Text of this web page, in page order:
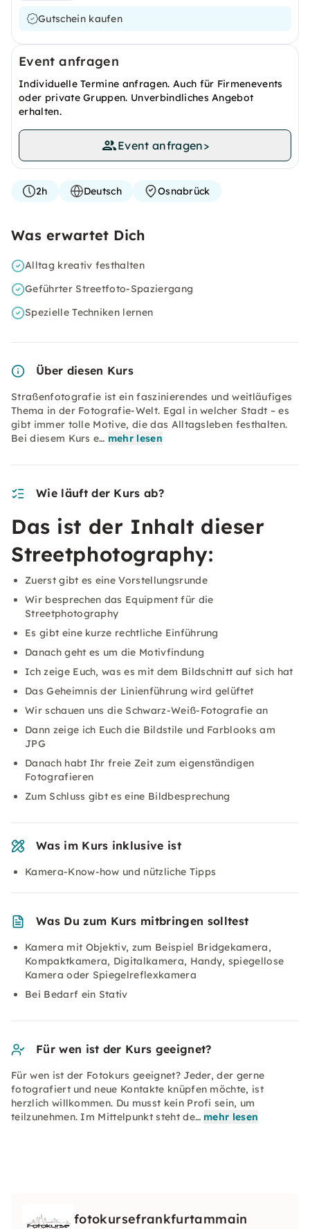
Gutschein kaufen
Event anfragen
Individuelle Termine anfragen. Auch für Firmenevents
oder private Gruppen. Unverbindliches Angebot
erhalten.
Event anfragen>
2h Deutsch Osnabrück
Was erwartet Dich
Alltag kreativ festhalten
Geführter Streetfoto-Spaziergang
Spezielle Techniken lernen
Über diesen Kurs
Straßenfotografie ist ein faszinierendes und weitläufiges
Thema in der Fotografie-Welt. Egal in welcher Stadt – es
gibt immer tolle Motive, die das Alltagsleben festhalten.
Bei diesem Kurs e… mehr lesen
Wie läuft der Kurs ab?
Das ist der Inhalt dieser
Streetphotography:
Zuerst gibt es eine Vorstellungsrunde
Wir besprechen das Equipment für die
Streetphotography
Es gibt eine kurze rechtliche Einführung
Danach geht es um die Motivfindung
Ich zeige Euch, was es mit dem Bildschnitt auf sich hat
Das Geheimnis der Linienführung wird gelüftet
Wir schauen uns die Schwarz-Weiß-Fotografie an
Dann zeige ich Euch die Bildstile und Farblooks am
JPG
Danach habt Ihr freie Zeit zum eigenständigen
Fotografieren
Zum Schluss gibt es eine Bildbesprechung
Was im Kurs inklusive ist
Kamera-Know-how und nützliche Tipps
Was Du zum Kurs mitbringen solltest
Kamera mit Objektiv, zum Beispiel Bridgekamera,
Kompaktkamera, Digitalkamera, Handy, spiegellose
Kamera oder Spiegelreflexkamera
Bei Bedarf ein Stativ
Für wen ist der Kurs geeignet?
Für wen ist der Fotokurs geeignet? Jeder, der gerne
fotografiert und neue Kontakte knüpfen möchte, ist
herzlich willkommen. Du musst kein Profi sein, um
teilzunehmen. Im Mittelpunkt steht de… mehr lesen
fotokursefrankfurtammain